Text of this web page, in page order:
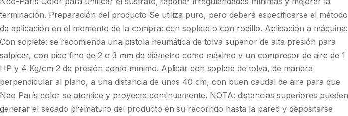
terminación. Preparación del producto Se utiliza puro, pero deberá especificarse el método
de aplicación en el momento de la compra: con soplete o con rodillo. Aplicación a máquina:
Con soplete: se recomienda una pistola neumática de tolva superior de alta presión para
salpicar, con pico fino de 2 o 3 mm de diámetro como máximo y un compresor de aire de 1
HP y 4 Kg/cm 2 de presión como mínimo. Aplicar con soplete de tolva, de manera
perpendicular al plano, a una distancia de unos 40 cm, con buen caudal de aire para que
Neo París color se atomice y proyecte continuamente. NOTA: distancias superiores pueden
generar el secado prematuro del producto en su recorrido hasta la pared y depositarse